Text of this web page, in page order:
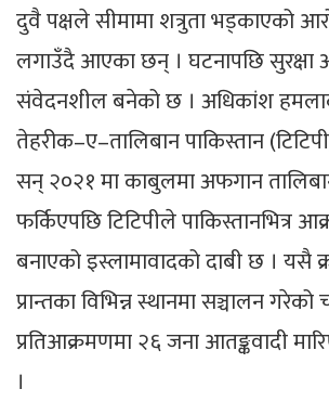
दुवै पक्षले सीमामा शत्रुता भड्काएको
लगाउँदै आएका छन् । घटनापछि सुरक्षा
संवेदनशील बनेको छ । अधिकांश
तेहरीक–ए–तालिबान पाकिस्तान
सन् २०२१ मा काबुलमा अफगान
फर्किएपछि टिटिपीले पाकिस्तानभित्र
बनाएको इस्लामावादको दाबी छ । यसै
प्रान्तका विभिन्न स्थानमा सञ्चालन गरेको
प्रतिआक्रमणमा २६ जना आतङ्कवादी
।